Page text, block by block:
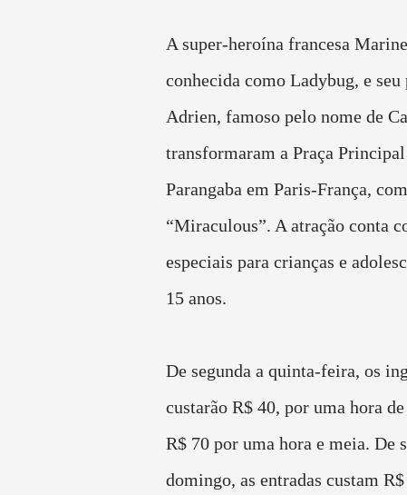
A super-heroína francesa
conhecida como Ladybug, e seu
Adrien, famoso pelo nome de
transformaram a Praça
Parangaba em Paris-França,
“Miraculous”. A atração conta
especiais para crianças e
15 anos.
De segunda a quinta-feira, os
custarão R$ 40, por uma hora
R$ 70 por uma hora e meia. De
domingo, as entradas custam